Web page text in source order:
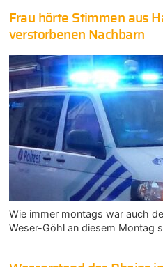
Frau hörte Stimmen aus
verstorbenen Nachbarn
Wie immer montags war auch
Weser-Göhl an diesem Montag